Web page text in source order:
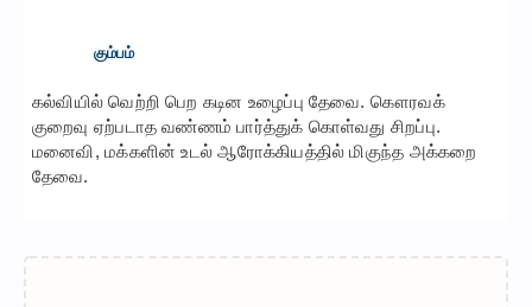
கும்பம்
கல்வியில் வெற்றி பெற கடின உழைப்பு தேவை. கௌரவக்
குறைவு ஏற்படாத வண்ணம் பார்த்துக் கொள்வது சிறப்பு.
மனைவி, மக்களின் உடல் ஆரோக்கியத்தில் மிகுந்த அக்கறை
தேவை.